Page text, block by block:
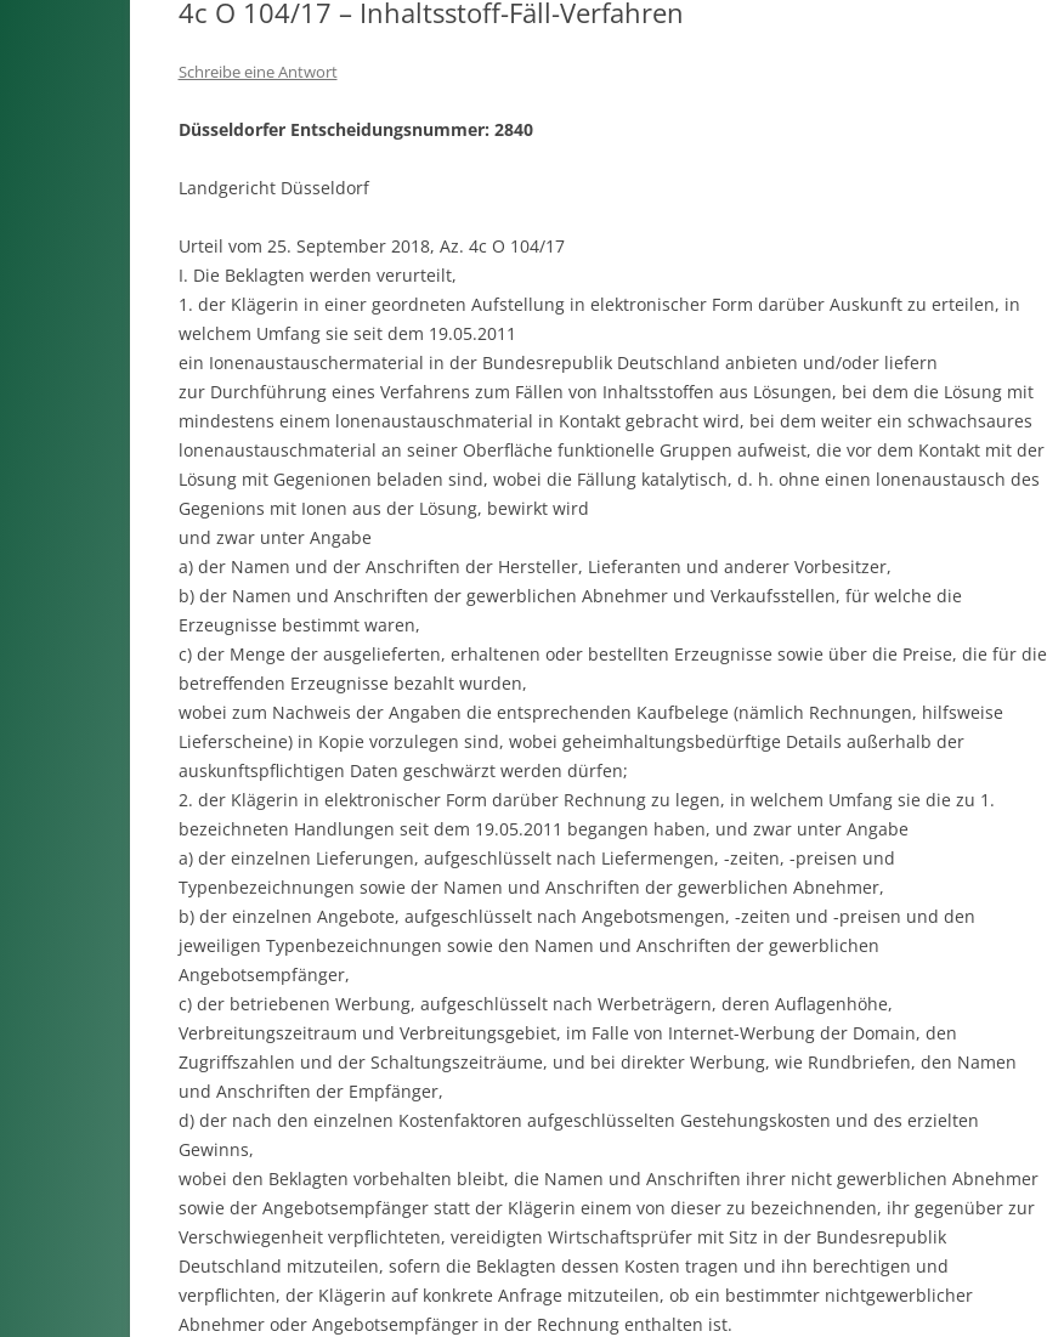
4c O 104/17 – Inhaltsstoff-Fäll-Verfahren
Schreibe eine Antwort
Düsseldorfer Entscheidungsnummer: 2840
Landgericht Düsseldorf
Urteil vom 25. September 2018, Az. 4c O 104/17
I. Die Beklagten werden verurteilt,
1. der Klägerin in einer geordneten Aufstellung in elektronischer Form darüber Auskunft zu erteilen, in
welchem Umfang sie seit dem 19.05.2011
ein Ionenaustauschermaterial in der Bundesrepublik Deutschland anbieten und/oder liefern
zur Durchführung eines Verfahrens zum Fällen von Inhaltsstoffen aus Lösungen, bei dem die Lösung mit
mindestens einem lonenaustauschmaterial in Kontakt gebracht wird, bei dem weiter ein schwachsaures
lonenaustauschmaterial an seiner Oberfläche funktionelle Gruppen aufweist, die vor dem Kontakt mit der
Lösung mit Gegenionen beladen sind, wobei die Fällung katalytisch, d. h. ohne einen lonenaustausch des
Gegenions mit Ionen aus der Lösung, bewirkt wird
und zwar unter Angabe
a) der Namen und der Anschriften der Hersteller, Lieferanten und anderer Vorbesitzer,
b) der Namen und Anschriften der gewerblichen Abnehmer und Verkaufsstellen, für welche die
Erzeugnisse bestimmt waren,
c) der Menge der ausgelieferten, erhaltenen oder bestellten Erzeugnisse sowie über die Preise, die für die
betreffenden Erzeugnisse bezahlt wurden,
wobei zum Nachweis der Angaben die entsprechenden Kaufbelege (nämlich Rechnungen, hilfsweise
Lieferscheine) in Kopie vorzulegen sind, wobei geheimhaltungsbedürftige Details außerhalb der
auskunftspflichtigen Daten geschwärzt werden dürfen;
2. der Klägerin in elektronischer Form darüber Rechnung zu legen, in welchem Umfang sie die zu 1.
bezeichneten Handlungen seit dem 19.05.2011 begangen haben, und zwar unter Angabe
a) der einzelnen Lieferungen, aufgeschlüsselt nach Liefermengen, -zeiten, -preisen und
Typenbezeichnungen sowie der Namen und Anschriften der gewerblichen Abnehmer,
b) der einzelnen Angebote, aufgeschlüsselt nach Angebotsmengen, -zeiten und -preisen und den
jeweiligen Typenbezeichnungen sowie den Namen und Anschriften der gewerblichen
Angebotsempfänger,
c) der betriebenen Werbung, aufgeschlüsselt nach Werbeträgern, deren Auflagenhöhe,
Verbreitungszeitraum und Verbreitungsgebiet, im Falle von Internet-Werbung der Domain, den
Zugriffszahlen und der Schaltungszeiträume, und bei direkter Werbung, wie Rundbriefen, den Namen
und Anschriften der Empfänger,
d) der nach den einzelnen Kostenfaktoren aufgeschlüsselten Gestehungskosten und des erzielten
Gewinns,
wobei den Beklagten vorbehalten bleibt, die Namen und Anschriften ihrer nicht gewerblichen Abnehmer
sowie der Angebotsempfänger statt der Klägerin einem von dieser zu bezeichnenden, ihr gegenüber zur
Verschwiegenheit verpflichteten, vereidigten Wirtschaftsprüfer mit Sitz in der Bundesrepublik
Deutschland mitzuteilen, sofern die Beklagten dessen Kosten tragen und ihn berechtigen und
verpflichten, der Klägerin auf konkrete Anfrage mitzuteilen, ob ein bestimmter nichtgewerblicher
Abnehmer oder Angebotsempfänger in der Rechnung enthalten ist.